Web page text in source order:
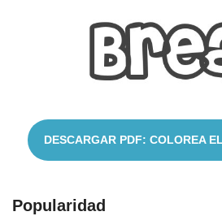
DESCARGAR PDF: COLOREA
Popularidad